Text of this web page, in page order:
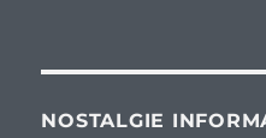
NOSTALGIE